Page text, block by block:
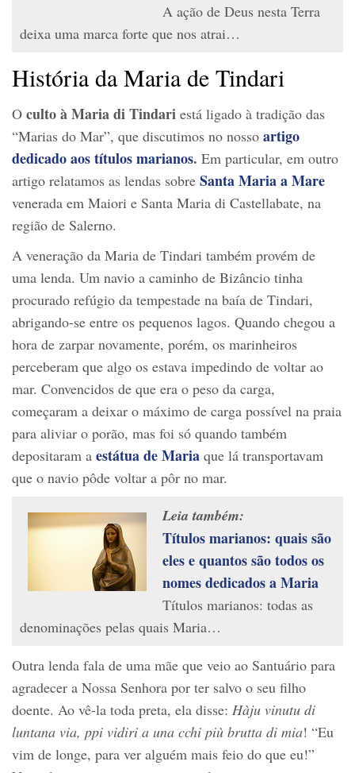
A ação de Deus nesta Terra
deixa uma marca forte que nos atrai…
História da Maria de Tindari
O culto à Maria di Tindari está ligado à tradição das
“Marias do Mar”, que discutimos no nosso artigo
dedicado aos títulos marianos. Em particular, em outro
artigo relatamos as lendas sobre Santa Maria a Mare
venerada em Maiori e Santa Maria di Castellabate, na
região de Salerno.
A veneração da Maria de Tindari também provém de
uma lenda. Um navio a caminho de Bizâncio tinha
procurado refúgio da tempestade na baía de Tindari,
abrigando-se entre os pequenos lagos. Quando chegou a
hora de zarpar novamente, porém, os marinheiros
perceberam que algo os estava impedindo de voltar ao
mar. Convencidos de que era o peso da carga,
começaram a deixar o máximo de carga possível na praia
para aliviar o porão, mas foi só quando também
depositaram a estátua de Maria que lá transportavam
que o navio pôde voltar a pôr no mar.
Leia também:
Títulos marianos: quais são
eles e quantos são todos os
nomes dedicados a Maria
Títulos marianos: todas as
denominações pelas quais Maria…
Outra lenda fala de uma mãe que veio ao Santuário para
agradecer a Nossa Senhora por ter salvo o seu filho
doente. Ao vê-la toda preta, ela disse: Hàju vinutu di
luntana via, ppi vidiri a una cchi più brutta di mia! “Eu
vim de longe, para ver alguém mais feio do que eu!”